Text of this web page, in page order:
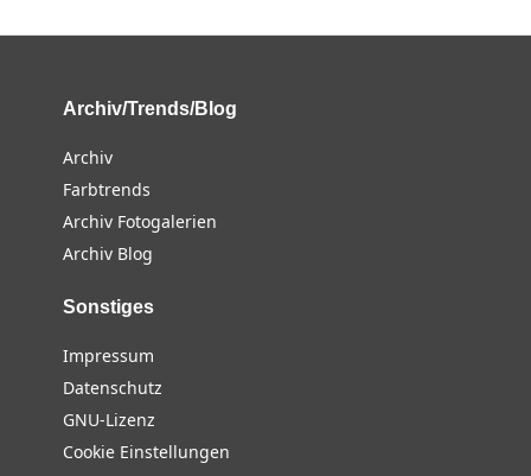
Archiv/Trends/Blog
Archiv
Farbtrends
Archiv Fotogalerien
Archiv Blog
Sonstiges
Impressum
Datenschutz
GNU-Lizenz
Cookie Einstellungen